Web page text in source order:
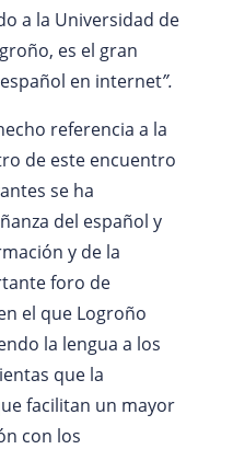
a la Universidad de
es el gran
en internet”.
referencia a la
de este encuentro
se ha
del español y
y de la
foro de
el que Logroño
la lengua a los
que la
facilitan un mayor
con los